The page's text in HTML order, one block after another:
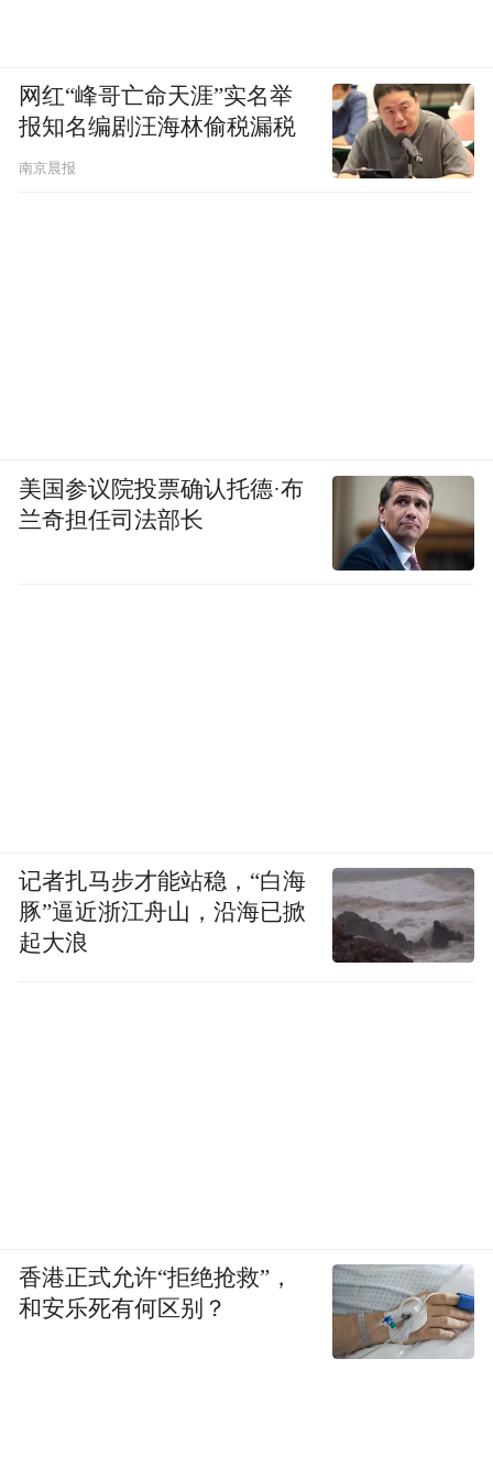
网红“峰哥亡命天涯”实名举
报知名编剧汪海林偷税漏税
南京晨报
美国参议院投票确认托德·布
兰奇担任司法部长
记者扎马步才能站稳，“白海
豚”逼近浙江舟山，沿海已掀
起大浪
香港正式允许“拒绝抢救”，
和安乐死有何区别？